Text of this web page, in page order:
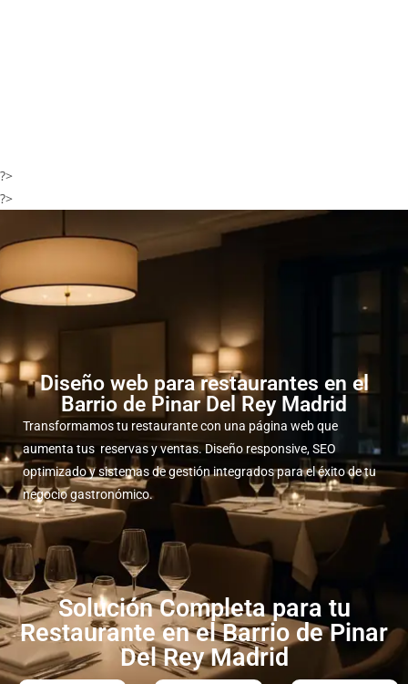
?>
?>
Diseño web para restaurantes en el
Barrio de Pinar Del Rey Madrid
Transformamos tu restaurante con una página web que
aumenta tus reservas y ventas. Diseño responsive, SEO
optimizado y sistemas de gestión integrados para el éxito de tu
negocio gastronómico.
Solución Completa para tu
Restaurante en el Barrio de Pinar
Del Rey Madrid